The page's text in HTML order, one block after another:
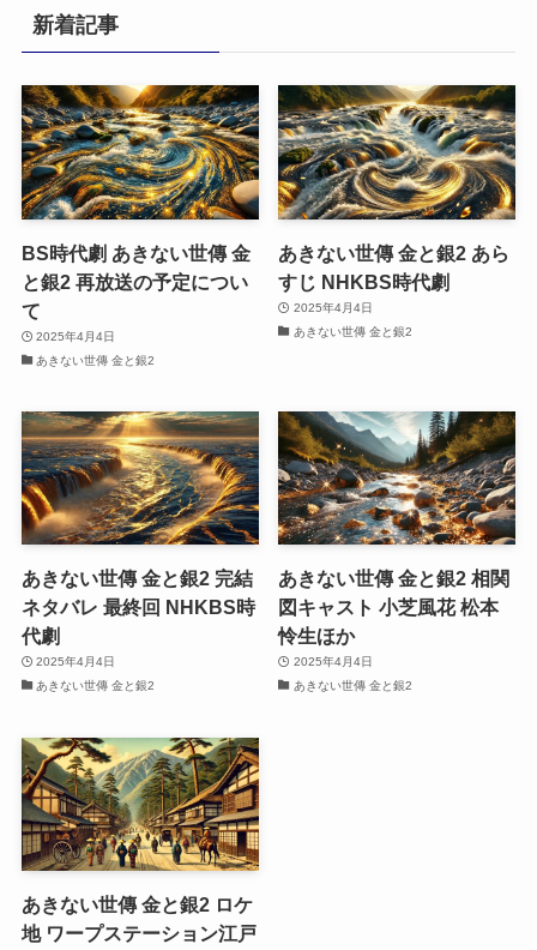
リ
ー
新着記事
BS時代劇 あきない世傳 金
と銀2 再放送の予定につい
て
2025年4月4日
あきない世傳 金と銀2
あきない世傳 金と銀2 あら
すじ NHKBS時代劇
2025年4月4日
あきない世傳 金と銀2
あきない世傳 金と銀2 完結
ネタバレ 最終回 NHKBS時
代劇
2025年4月4日
あきない世傳 金と銀2
あきない世傳 金と銀2 相関
図キャスト 小芝風花 松本
怜生ほか
2025年4月4日
あきない世傳 金と銀2
あきない世傳 金と銀2 ロケ
地 ワープステーション江戸